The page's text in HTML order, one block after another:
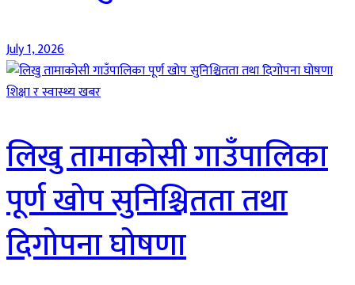
July 1, 2026
शिक्षा र स्वास्थ्य खबर
लिखु तामाकोसी गाउँपालिका
पूर्ण खोप सुनिश्चितता तथा
दिगोपना घोषणा